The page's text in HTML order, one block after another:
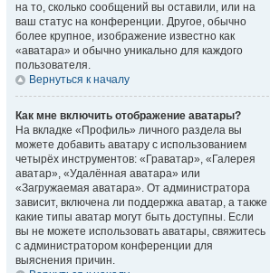
на то, сколько сообщений вы оставили, или на
ваш статус на конференции. Другое, обычно
более крупное, изображение известно как
«аватара» и обычно уникально для каждого
пользователя.
Вернуться к началу
Как мне включить отображение аватары?
На вкладке «Профиль» личного раздела вы
можете добавить аватару с использованием
четырёх инструментов: «Граватар», «Галерея
аватар», «Удалённая аватара» или
«Загружаемая аватара». От администратора
зависит, включена ли поддержка аватар, а также
какие типы аватар могут быть доступны. Если
вы не можете использовать аватары, свяжитесь
с администратором конференции для
выяснения причин.